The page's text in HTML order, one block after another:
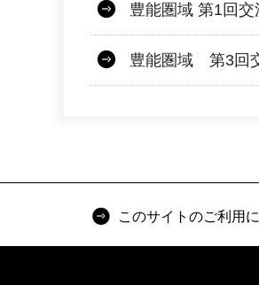
豊能圏域 第1回交
豊能圏域 第3回
このサイトのご利用